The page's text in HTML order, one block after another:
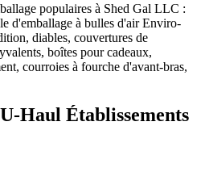
populaires à Shed Gal LLC :
d'emballage à bulles d'air Enviro-
diables, couvertures de
boîtes pour cadeaux,
courroies à fourche d'avant-bras,
U-Haul Établissements